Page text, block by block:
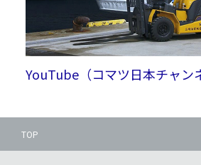
YouTube（コマツ日本チャン
TOP